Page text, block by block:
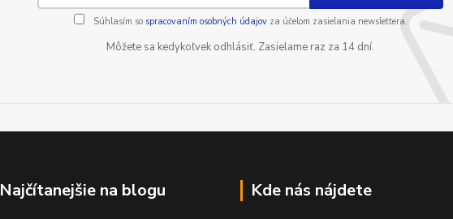
Súhlasím so spracovaním osobných údajovza účelom zasielania newslettera.
Môžete sa kedykoľvek odhlásiť. Zasielame raz za 14 dní.
Najčítanejšie na blogu Kde nás nájdete